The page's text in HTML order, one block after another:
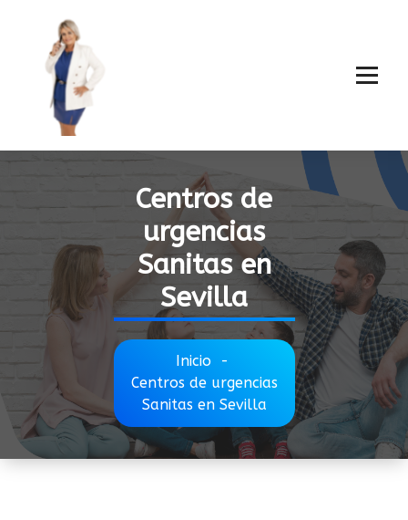
Centros de
urgencias
Sanitas en
Sevilla
Inicio-
Centros de urgencias
Sanitas en Sevilla